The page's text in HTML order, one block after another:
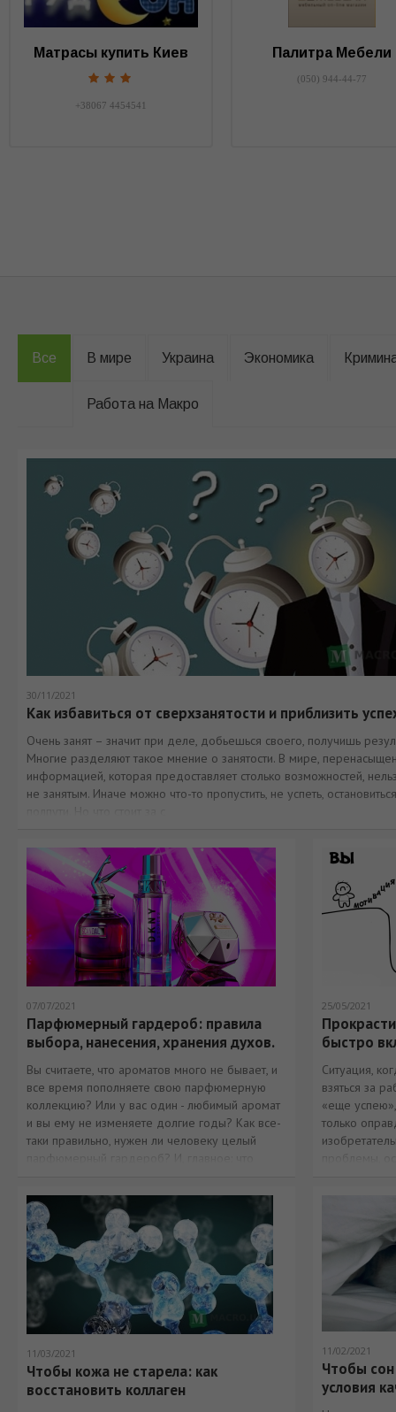
Матрасы купить Киев
+38067 4454541
Палитра Мебели
(050) 944-44-77
Все В мире Украина Экономика
Работа на Макро
30/11/2021
Как избавиться от сверхзанятости и приблизить
Очень занят – значит при деле, добьешься своего, получишь
Многие разделяют такое мнение о занятости. В мире,
информацией, которая предоставляет столько возможностей,
не занятым. Иначе можно что-то пропустить, не успеть,
07/07/2021
Парфюмерный гардероб: правила
выбора, нанесения, хранения духов.
Вы считаете, что ароматов много не бывает, и
все время пополняете свою парфюмерную
коллекцию? Или у вас один - любимый аромат
и вы ему не изменяете долгие годы? Как все-
таки правильно, нужен ли человеку целый
парфюмерный гардероб? И, главное: что
радовал вас
25/05/2021
быстро
Ситуация,
взяться за
«еще
только
11/03/2021
Чтобы кожа не старела: как
восстановить коллаген
11/02/2021
Чтобы
условия